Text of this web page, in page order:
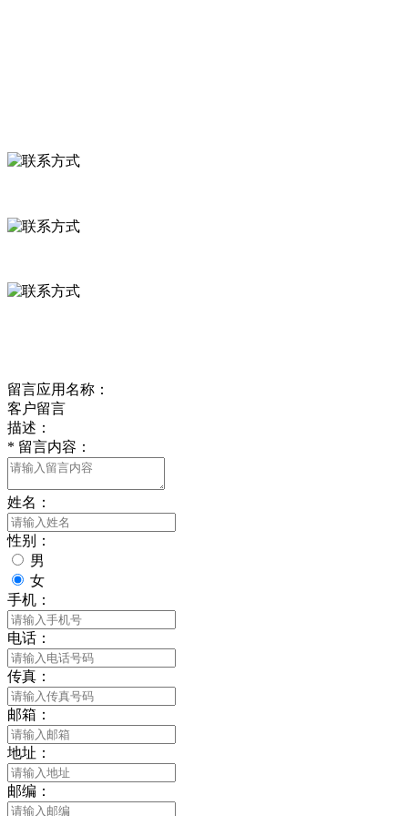
留言应用名称：
客户留言
描述：
* 留言内容：
姓名：
性别：
男
女
手机：
电话：
传真：
邮箱：
地址：
邮编：